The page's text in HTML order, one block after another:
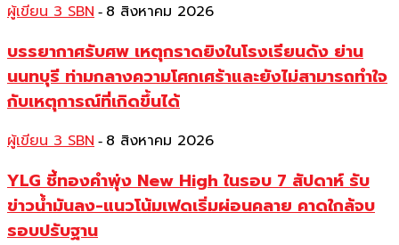
ผู้เขียน 3 SBN - 8 สิงหาคม 2026
บรรยากาศรับศพ เหตุกราดยิงในโรงเรียนดัง ย่าน
นนทบุรี ท่ามกลางความโศกเศร้าและยังไม่สามารถทำใจ
กับเหตุการณ์ที่เกิดขึ้นได้
ผู้เขียน 3 SBN - 8 สิงหาคม 2026
YLG ชี้ทองคำพุ่ง New High ในรอบ 7 สัปดาห์ รับ
ข่าวน้ำมันลง-แนวโน้มเฟดเริ่มผ่อนคลาย คาดใกล้จบ
รอบปรับฐาน